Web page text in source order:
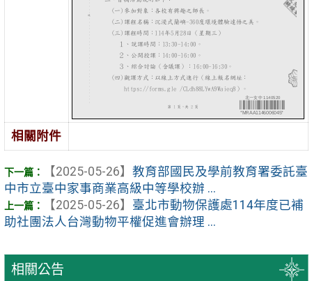
相關公告
相關附件
【2025-05-26】 教育部國民及學前教育署委託臺
中市立臺中家事商業高級中等學校辦 ...
【2025-05-26】 臺北市動物保護處114年度已補
助社團法人台灣動物平權促進會辦理 ...